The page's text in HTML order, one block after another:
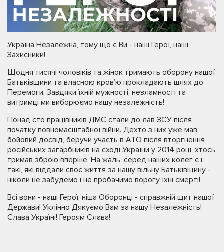
Україна Незалежна, тому що є Ви - наші Герої, наші
Захисники!
Щодня тисячі чоловіків та жінок тримають оборону нашої
Батьківщини та власною кров’ю прокладають шлях до
Перемоги. Завдяки їхній мужності, незламності та
витримці ми виборюємо нашу незалежність!
Понад сто працівників ДМС стали до лав ЗСУ після
початку повномасштабної війни. Дехто з них уже мав
бойовий досвід, беручи участь в АТО після вторгнення
російських загарбників на сході України у 2014 році, хтось
тримав зброю вперше. На жаль, серед наших колег є і
такі, які віддали своє життя за нашу вільну Батьківщину -
ніколи не забудемо і не пробачимо ворогу їхні смерті!
Всі вони - наші Герої, ніша Оборонці - справжній щит нашої
Держави! Уклінно Дякуємо Вам за нашу Незалежність!
Слава Україні! Героям Слава!